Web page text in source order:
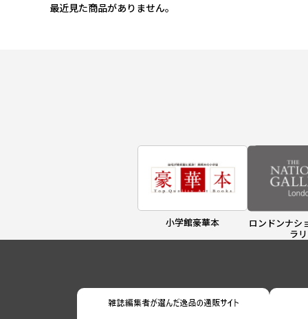
最近見た商品がありません。
小学館豪華本
ロンドンナシ
ラ